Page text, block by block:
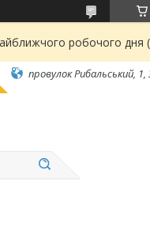
робочого дня
провулок Рибальський,